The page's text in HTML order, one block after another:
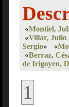
«Montiel,
«Villar, Julio
Sergio» «
«Berraz,
de Irigoyen,
1